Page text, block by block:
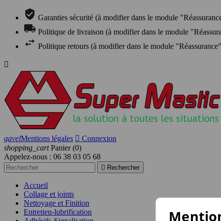
Garanties sécurité (à modifier dans le module
Politique de livraison (à modifier dans le module
Politique retours (à modifier dans le module

gavelMentions légales  Connexion
shopping_cart Panier (0)
Appelez-nous : 06 38 03 05 68
 Rechercher
Accueil
Collage et joints
Nettoyage et Finition
Entretien-lubrification